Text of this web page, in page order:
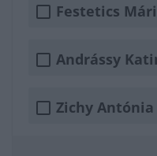
Festetics
Andrássy
Zichy Antónia